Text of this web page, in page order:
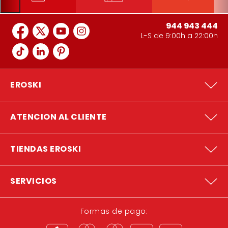
944 943 444
L-S de 9:00h a 22:00h
EROSKI
ATENCION AL CLIENTE
TIENDAS EROSKI
SERVICIOS
Formas de pago: